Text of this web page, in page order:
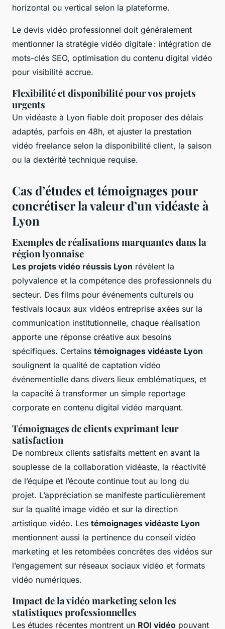
horizontal ou vertical selon la plateforme.
Le devis vidéo professionnel doit généralement
mentionner la stratégie vidéo digitale : intégration de
mots-clés SEO, optimisation du contenu digital vidéo
pour visibilité accrue.
Flexibilité et disponibilité pour vos projets
urgents
Un vidéaste à Lyon fiable doit proposer des délais
adaptés, parfois en 48h, et ajuster la prestation
vidéo freelance selon la disponibilité client, la saison
ou la dextérité technique requise.
Cas d’études et témoignages pour
concrétiser la valeur d’un vidéaste à
Lyon
Exemples de réalisations marquantes dans la
région lyonnaise
Les projets vidéo réussis Lyon révèlent la
polyvalence et la compétence des professionnels du
secteur. Des films pour événements culturels ou
festivals locaux aux vidéos entreprise axées sur la
communication institutionnelle, chaque réalisation
apporte une réponse créative aux besoins
spécifiques. Certains témoignages vidéaste Lyon
soulignent la qualité de captation vidéo
événementielle dans divers lieux emblématiques, et
la capacité à transformer un simple reportage
corporate en contenu digital vidéo marquant.
Témoignages de clients exprimant leur
satisfaction
De nombreux clients satisfaits mettent en avant la
souplesse de la collaboration vidéaste, la réactivité
de l’équipe et l’écoute continue tout au long du
projet. L’appréciation se manifeste particulièrement
sur la qualité image vidéo et sur la direction
artistique vidéo. Les témoignages vidéaste Lyon
mentionnent aussi la pertinence du conseil vidéo
marketing et les retombées concrètes des vidéos sur
l’engagement sur réseaux sociaux vidéo et formats
vidéo numériques.
Impact de la vidéo marketing selon les
statistiques professionnelles
Les études récentes montrent un ROI vidéo pouvant